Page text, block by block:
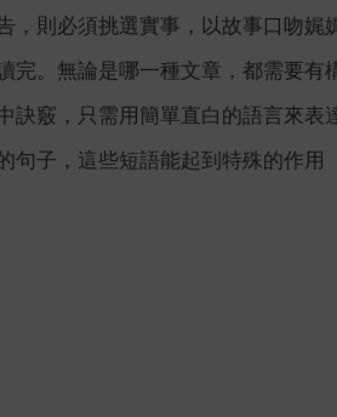
，則必須挑選實事，以故事口吻
完。無論是哪一種文章，都需要
訣竅，只需用簡單直白的語言來
句子，這些短語能起到特殊的作用